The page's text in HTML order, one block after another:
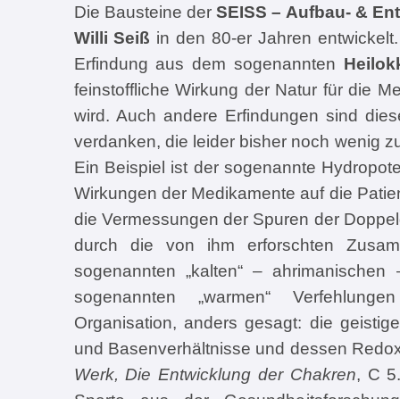
Die Bausteine derSEISS – Aufbau- &
Willi Seiß in den 80-er Jahren
Erfindung aus dem sogenannten
feinstoffliche Wirkung der Natur für die
wird. Auch andere Erfindungen sind
verdanken, die leider bisher noch wenig
Ein Beispiel ist der sogenannte
Wirkungen der Medikamente auf die
die Vermessungen der Spuren der
durch die von ihm erforschten
sogenannten „kalten“ –
sogenannten „warmen“
Organisation, anders gesagt: die
und Basenverhältnisse und dessen
Werk, Die Entwicklung der Chakren, C